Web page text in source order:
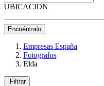
UBICACION
Encuéntralo
Empresas España
Fotografos
Elda
Filtrar